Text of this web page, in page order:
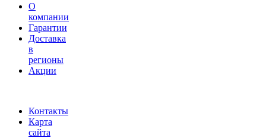
О
компании
Гарантии
Доставка
в
регионы
Акции
Контакты
Карта
сайта